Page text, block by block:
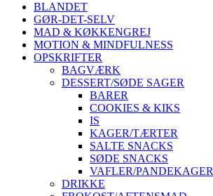
BLANDET
GØR-DET-SELV
MAD & KØKKENGREJ
MOTION & MINDFULNESS
OPSKRIFTER
BAGVÆRK
DESSERT/SØDE SAGER
BARER
COOKIES & KIKS
IS
KAGER/TÆRTER
SALTE SNACKS
SØDE SNACKS
VAFLER/PANDEKAGER
DRIKKE